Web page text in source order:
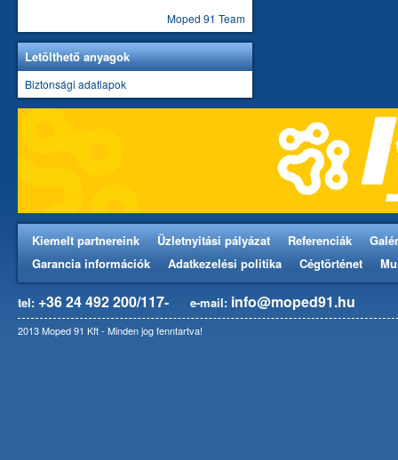
Moped 91 Team
Letölthető anyagok
Biztonsági adatlapok
Kiemelt partnereink Üzletnyitási pályázat Referenciák
Garancia információk
Adatkezelési politika Cégtörténet
tel: +36 24 492 200/117- e-mail: info@moped91.hu
2013 Moped 91 Kft - Minden jog fenntartva!